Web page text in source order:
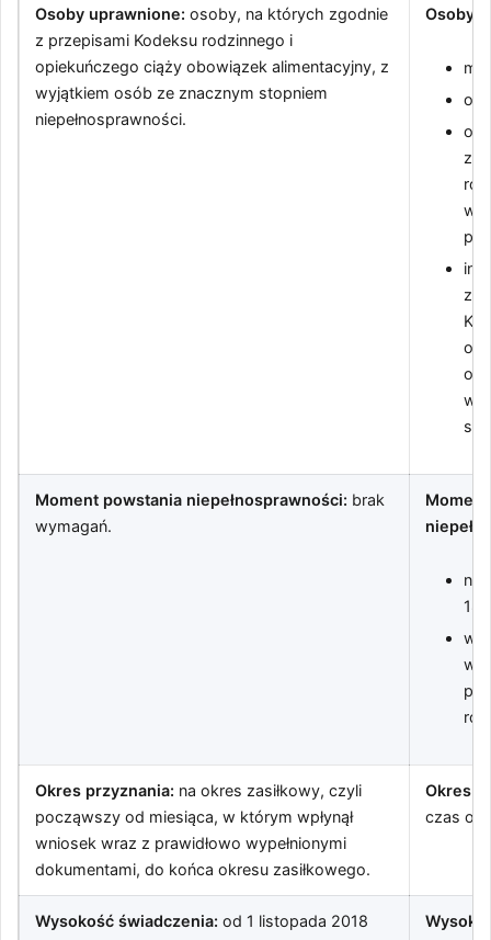
Osoby uprawnione: osoby, na których zgodnie
z przepisami Kodeksu rodzinnego i
opiekuńczego ciąży obowiązek alimentacyjny, z
wyjątkiem osób ze znacznym stopniem
niepełnosprawności.
Osoby
Moment powstania niepełnosprawności: brak
wymagań.
nie
18.
w
w
Okres przyznania: na okres zasiłkowy, czyli
począwszy od miesiąca, w którym wpłynął
wniosek wraz z prawidłowo wypełnionymi
dokumentami, do końca okresu zasiłkowego.
Okres
czas
Wysokość świadczenia: od 1 listopada 2018